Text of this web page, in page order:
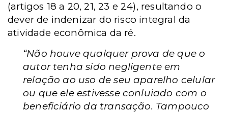
(artigos 18 a 20, 21, 23 e 24), resultando o
dever de indenizar do risco integral da
atividade econômica da ré.
“Não houve qualquer prova de que o
autor tenha sido negligente em
relação ao uso de seu aparelho celular
ou que ele estivesse conluiado com o
beneficiário da transação. Tampouco